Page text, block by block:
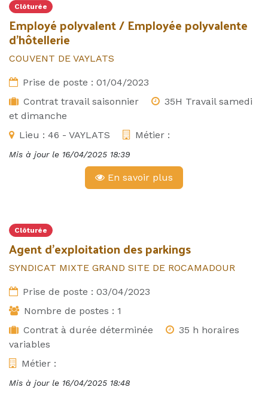
Clôturée
Employé polyvalent / Employée polyvalente
d'hôtellerie
COUVENT DE VAYLATS
Prise de poste : 01/04/2023
Contrat travail saisonnier
35H Travail samedi
et dimanche
Lieu : 46 - VAYLATS Métier :
Mis à jour le 16/04/2025 18:39
En savoir plus
Clôturée
Agent d'exploitation des parkings
SYNDICAT MIXTE GRAND SITE DE ROCAMADOUR
Prise de poste : 03/04/2023
Nombre de postes : 1
Contrat à durée déterminée
35 h horaires
variables
Métier :
Mis à jour le 16/04/2025 18:48